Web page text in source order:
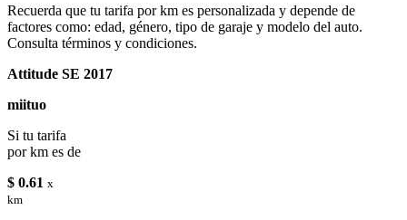
Recuerda que tu tarifa por km es personalizada y depende de
factores como: edad, género, tipo de garaje y modelo del auto.
Consulta términos y condiciones.
Attitude SE 2017
miituo
Si tu tarifa
por km es de
$ 0.61 x
km